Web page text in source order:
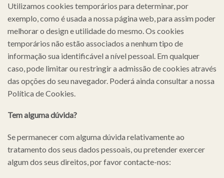
Utilizamos cookies temporários para determinar, por
exemplo, como é usada a nossa página web, para assim poder
melhorar o design e utilidade do mesmo. Os cookies
temporários não estão associados a nenhum tipo de
informação sua identificável a nível pessoal. Em qualquer
caso, pode limitar ou restringir a admissão de cookies através
das opções do seu navegador. Poderá ainda consultar a nossa
Política de Cookies.
Tem alguma dúvida?
Se permanecer com alguma dúvida relativamente ao
tratamento dos seus dados pessoais, ou pretender exercer
algum dos seus direitos, por favor contacte-nos: